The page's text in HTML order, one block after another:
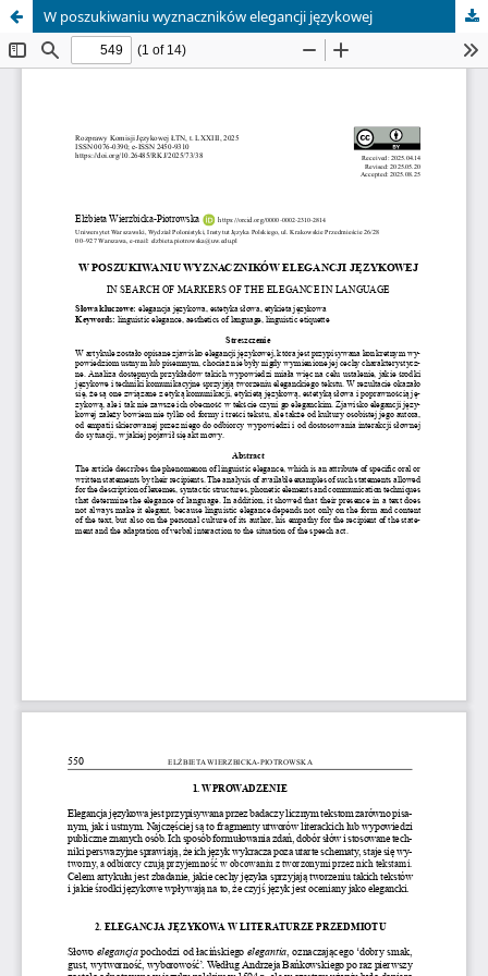
W poszukiwaniu wyznaczników elegancji językowej